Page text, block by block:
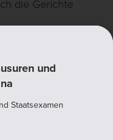
die Gerichte
von Art. 19
und
Staatsexamen